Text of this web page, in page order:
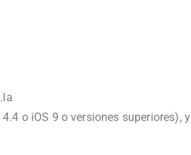
o iOS 9 o versiones superiores), y